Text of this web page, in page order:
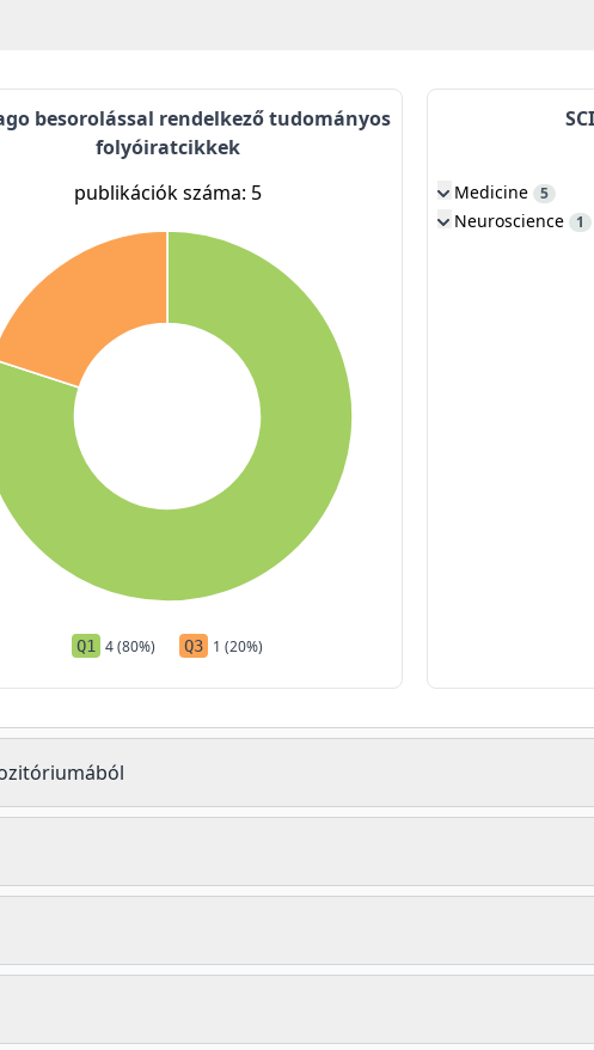
besorolással rendelkező tudományos
folyóiratcikkek
publikációk száma: 5
Q1 4 (80%) Q3 1 (20%)
Medicine 5
Neuroscience 1